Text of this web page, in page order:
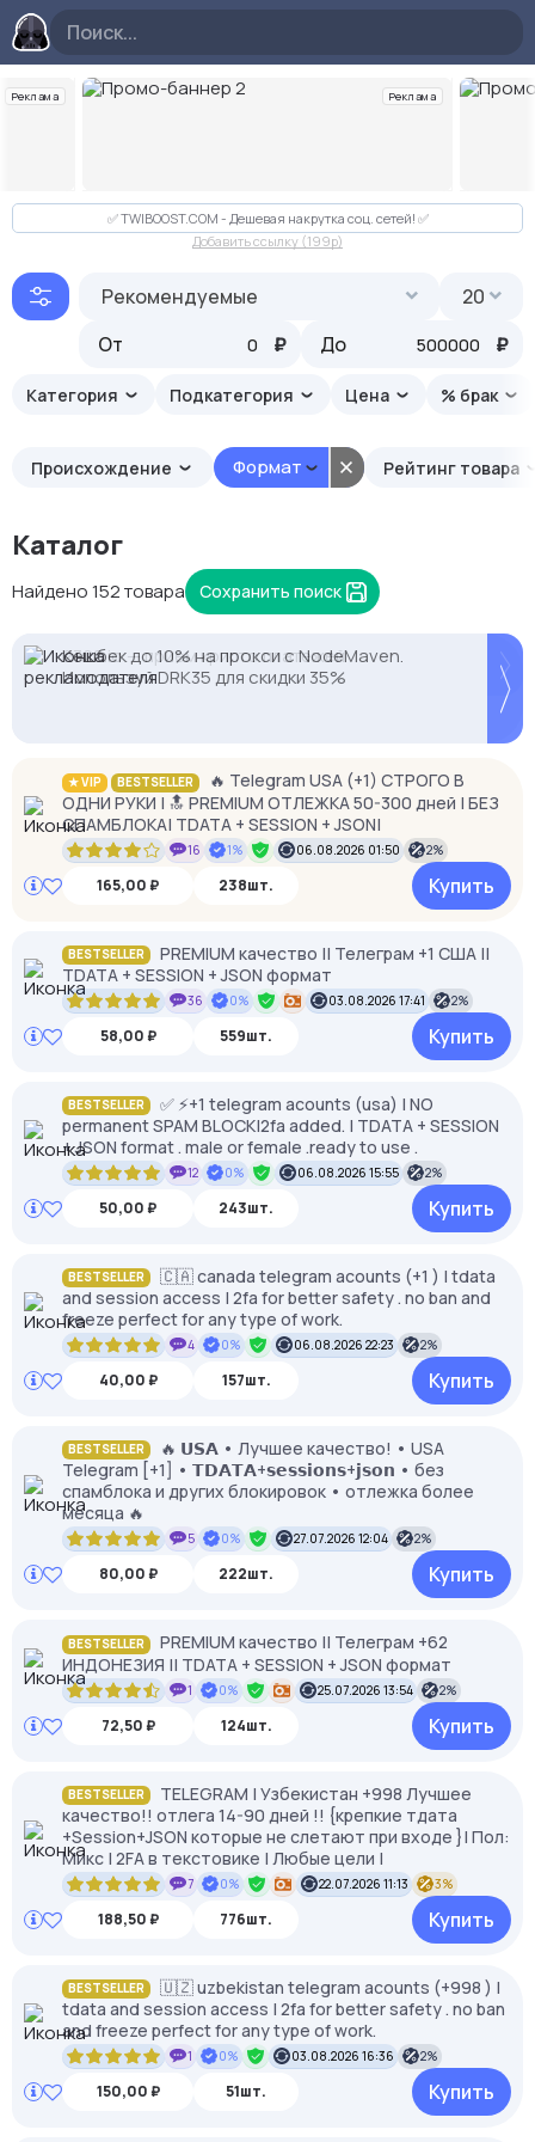
Реклама Реклама
Слайд 2 из 10
✅ TWIBOOST.COM - Дешевая накрутка соц. сетей! ✅
Добавить ссылку (199p)
Рекомендуемые
От
₽ До ₽
20
Категория Подкатегория Цена % брак
Происхождение Формат Рейтинг товара
Каталог
Найдено 152 товара Сохранить поиск
Кешбек до 10% на прокси с NodeMaven.
Используй DRK35 для скидки 35%
Proxys.io - лучшие прокси 💚 Подберём под ваши
задачи 🚀 Промокод Store - 20% на всё!
2328.io — прием крипто платежей
★ VIP BESTSELLER
🔥 Telegram USA (+1) СТРОГО В
ОДНИ РУКИ | 🔝 PREMIUM ОТЛЕЖКА 50-300 дней | БЕЗ
СПАМБЛОКА| TDATA + SESSION + JSON|
16 1% 06.08.2026 01:50 2%
165,00 ₽ 238шт. Купить
BESTSELLER
PREMIUM качество || Телеграм +1 США ||
TDATA + SESSION + JSON формат
36 0% 03.08.2026 17:41 2%
58,00 ₽ 559шт. Купить
BESTSELLER
✅ ⚡️+1 telegram acounts (usa) | NO
permanent SPAM BLOCK|2fa added. | TDATA + SESSION
+ JSON format . male or female .ready to use .
12 0% 06.08.2026 15:55 2%
50,00 ₽ 243шт. Купить
BESTSELLER
🇨🇦 canada telegram acounts (+1 ) | tdata
and session access | 2fa for better safety . no ban and
freeze perfect for any type of work.
4 0% 06.08.2026 22:23 2%
40,00 ₽ 157шт. Купить
BESTSELLER
🔥 𝗨𝗦𝗔 • Лучшее качество! • USA
Telegram [+1] • 𝗧𝗗𝗔𝗧𝗔+𝘀𝗲𝘀𝘀𝗶𝗼𝗻𝘀+𝗷𝘀𝗼𝗻 • без
спамблока и других блокировок • отлежка более
месяца 🔥
5 0% 27.07.2026 12:04 2%
80,00 ₽ 222шт. Купить
BESTSELLER
PREMIUM качество || Телеграм +62
ИНДОНЕЗИЯ || TDATA + SESSION + JSON формат
1 0% 25.07.2026 13:54 2%
72,50 ₽ 124шт. Купить
BESTSELLER
TELEGRAM | Узбекистан +998 Лучшее
качество!! отлега 14-90 дней !! {крепкие тдата
+Session+JSON которые не слетают при входе }| Пол:
Микс | 2FA в текстовике | Любые цели |
7 0% 22.07.2026 11:13 3%
188,50 ₽ 776шт. Купить
BESTSELLER
🇺🇿 uzbekistan telegram acounts (+998 ) |
tdata and session access | 2fa for better safety . no ban
and freeze perfect for any type of work.
1 0% 03.08.2026 16:36 2%
150,00 ₽ 51шт. Купить